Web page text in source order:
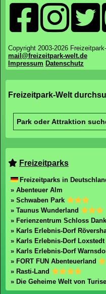
Copyright 2003-2026
mail@freizeitpark-welt.de
Impressum Datenschutz
Freizeitpark-Welt
Freizeitparks
Freizeitparks in
» Abenteuer Alm
» Schwaben Park
» Taunus Wunderland
» Ferienzentrum Schloss
» Karls Erlebnis-Dorf
» Karls Erlebnis-Dorf Loxstedt
» Karls Erlebnis-Dorf
» FORT FUN Abenteuerland
» Rasti-Land
» Die Geheime Welt von